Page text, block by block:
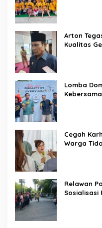
Arton
Kualitas
Lomba
Cegah
Warga
Relawan
Sosialisasi